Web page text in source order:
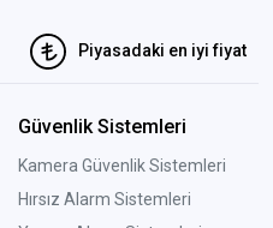
Piyasadaki en iyi fiyat
Güvenlik Sistemleri
Kamera Güvenlik Sistemleri
Hırsız Alarm Sistemleri